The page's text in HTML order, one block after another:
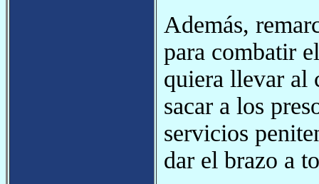
Además,
para combatir
quiera llevar al
sacar a los
servicios
dar el brazo a